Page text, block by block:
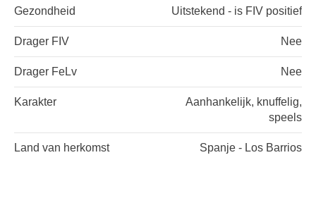
Gezondheid Uitstekend - is FIV positief
Drager FIV Nee
Drager FeLv Nee
Karakter
Aanhankelijk, knuffelig,
speels
Land van herkomst Spanje - Los Barrios